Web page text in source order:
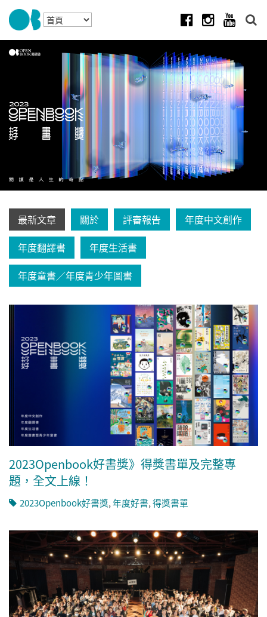
Skip to navigation
移至主內容
最新文章 關於 評審報告
年度中文創作
年度翻譯書
年度生活書
年度童書／年度青少年圖書
2023Openbook好書獎》得獎書單及完整專
題，全文上線！
2023Openbook好書獎,年度好書,得獎書單